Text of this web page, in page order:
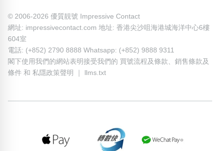
© 2006-2026 優質靚號 Impressive Contact
網址: impressivecontact.com 地址: 香港尖沙咀海港城海洋中心6樓
604室
電話: (+852) 2790 8888 Whatsapp: (+852) 9888 9311
閣下使用我們的網站表明接受我們的 買號流程及條款
銷售條款及
條件 和 私隱政策聲明 llms.txt